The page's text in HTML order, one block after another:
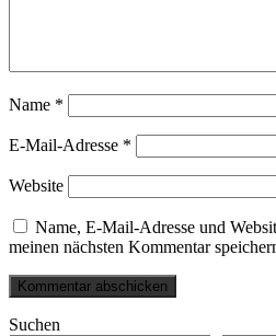
Name *
E-Mail-Adresse *
Website
Name, E-Mail-Adresse und
meinen nächsten Kommentar
Suchen